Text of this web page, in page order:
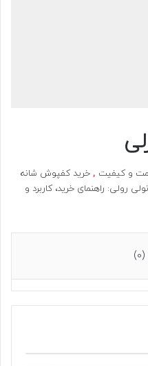
و کیفیت , خرید کفپوش شانه
رولی: راهنمای خرید، کاربرد و